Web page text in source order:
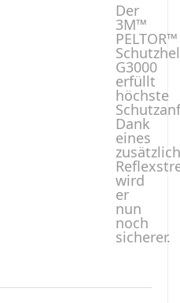
Der
3M™
PELTOR™
G3000
erfüllt
höchste
Dank
eines
wird
er
nun
noch
sicherer.